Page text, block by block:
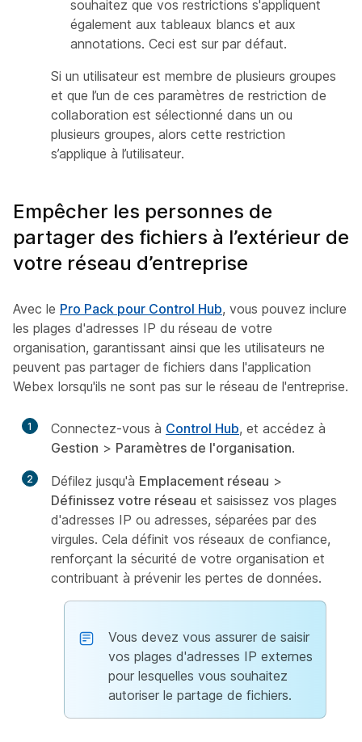
souhaitez que vos restrictions s'appliquent
également aux tableaux blancs et aux
annotations. Ceci est sur par défaut.
Si un utilisateur est membre de plusieurs groupes
et que l’un de ces paramètres de restriction de
collaboration est sélectionné dans un ou
plusieurs groupes, alors cette restriction
s’applique à l’utilisateur.
Empêcher les personnes de
partager des fichiers à l’extérieur de
votre réseau d’entreprise
Avec le Pro Pack pour Control Hub, vous pouvez inclure
les plages d'adresses IP du réseau de votre
organisation, garantissant ainsi que les utilisateurs ne
peuvent pas partager de fichiers dans l'application
Webex lorsqu'ils ne sont pas sur le réseau de l'entreprise.
1 Connectez-vous à Control Hub, et accédez à
Gestion > Paramètres de l'organisation.
2 Défilez jusqu'à Emplacement réseau >
Définissez votre réseau et saisissez vos plages
d'adresses IP ou adresses, séparées par des
virgules. Cela définit vos réseaux de confiance,
renforçant la sécurité de votre organisation et
contribuant à prévenir les pertes de données.
Vous devez vous assurer de saisir
vos plages d'adresses IP externes
pour lesquelles vous souhaitez
autoriser le partage de fichiers.